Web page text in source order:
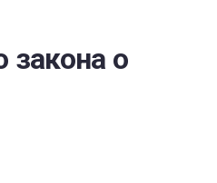
закона о